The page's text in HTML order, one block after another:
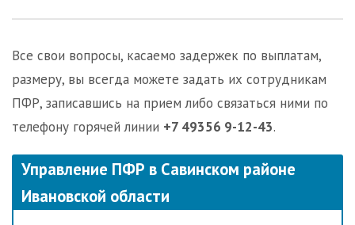
Все свои вопросы, касаемо задержек по выплатам,
размеру, вы всегда можете задать их сотрудникам
ПФР, записавшись на прием либо связаться ними по
телефону горячей линии +7 49356 9-12-43.
Управление ПФР в Савинском районе
Ивановской области